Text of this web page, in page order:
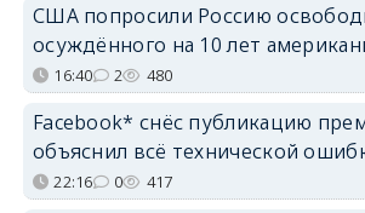
США попросили Россию
осуждённого на 10 лет
16:40 2 480
Facebook* снёс публикацию
объяснил всё технической
22:16 0 417